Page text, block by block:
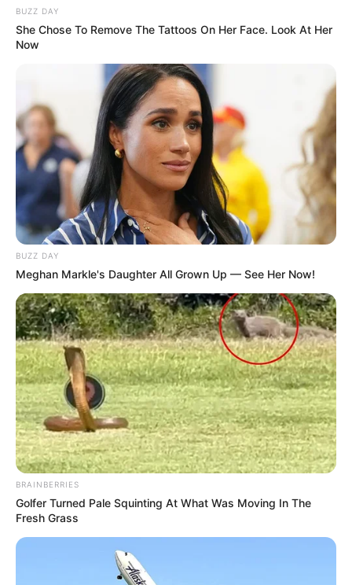
BUZZ DAY
She Chose To Remove The Tattoos On Her Face. Look At Her
Now
BUZZ DAY
Meghan Markle's Daughter All Grown Up — See Her Now!
BRAINBERRIES
Golfer Turned Pale Squinting At What Was Moving In The
Fresh Grass